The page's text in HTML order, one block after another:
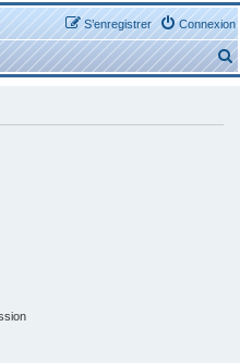
Connexion
S’enregistrer
e